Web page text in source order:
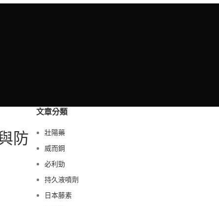
防
文章分類
壯陽藥
威而鋼
必利勁
持久液噴劑
日本藤素